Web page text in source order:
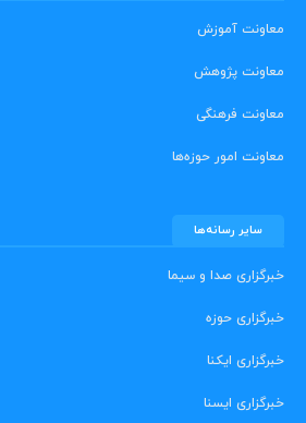
معاونت آموزش
معاونت پژوهش
معاونت فرهنگی
معاونت امور حوزه‌ها
سایر رسانه‌ها
خبرگزاری صدا و سیما
خبرگزاری حوزه
خبرگزاری ایکنا
خبرگزاری ایسنا